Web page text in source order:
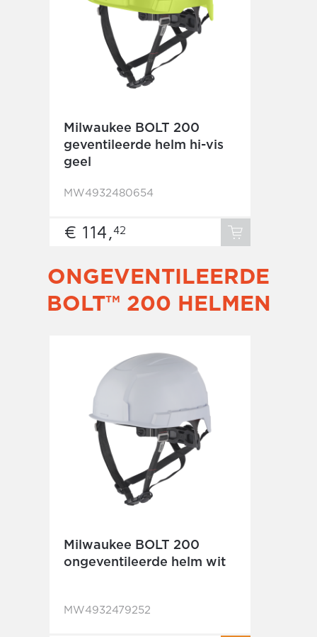
Milwaukee BOLT 200
geventileerde helm hi-vis
geel
MW4932480654
€ 114,42
ONGEVENTILEERDE
BOLT™ 200 HELMEN
Milwaukee BOLT 200
ongeventileerde helm wit
MW4932479252